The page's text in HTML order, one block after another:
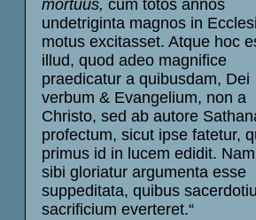
mortuus, cum totos annos
undetriginta magnos in
motus excitasset. Atque hoc
illud, quod adeo magnifice
praedicatur a quibusdam, Dei
verbum & Evangelium, non a
Christo, sed ab autore
profectum, sicut ipse fatetur,
primus id in lucem edidit.
sibi gloriatur argumenta esse
suppeditata, quibus
sacrificium everteret.“